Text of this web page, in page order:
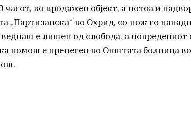
часот, во продажен објект, а потоа и
„Партизанска“ во Охрид, со нож го
е лишен од слобода, а повредениот
помош е пренесен во Општата болница